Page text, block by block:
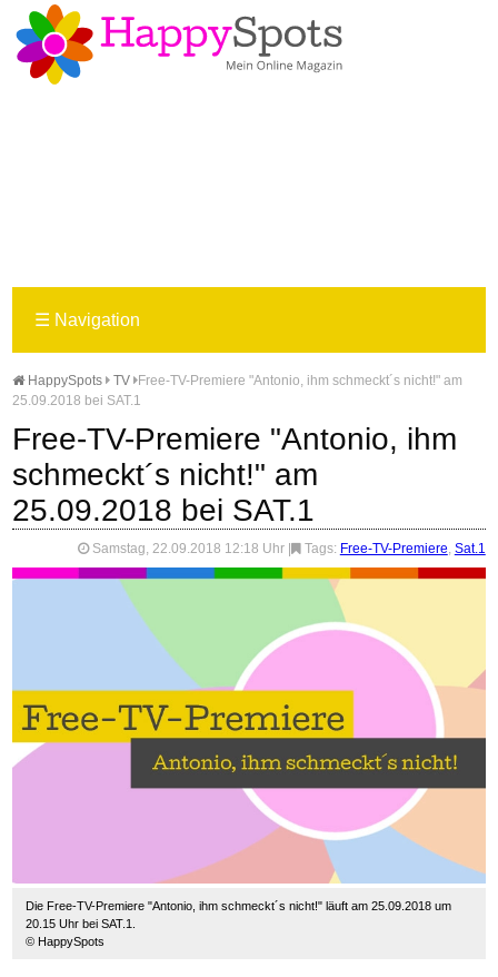
☰ Navigation
HappySpots TV
Free-TV-Premiere "Antonio, ihm schmeckt´s nicht!" am
25.09.2018 bei SAT.1
Free-TV-Premiere "Antonio, ihm
schmeckt´s nicht!" am
25.09.2018 bei SAT.1
Samstag, 22.09.2018 12:18 Uhr Tags: Free-TV-Premiere, Sat.1
Die Free-TV-Premiere "Antonio, ihm schmeckt´s nicht!" läuft am 25.09.2018 um
20.15 Uhr bei SAT.1.
© HappySpots